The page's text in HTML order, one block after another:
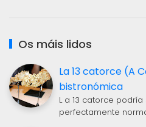
Os máis lidos
La 13 catorce (A
bistronómica
L a 13 catorce
perfectamente